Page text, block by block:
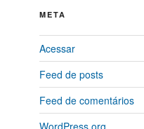
META
Acessar
Feed de posts
Feed de comentários
WordPress.org